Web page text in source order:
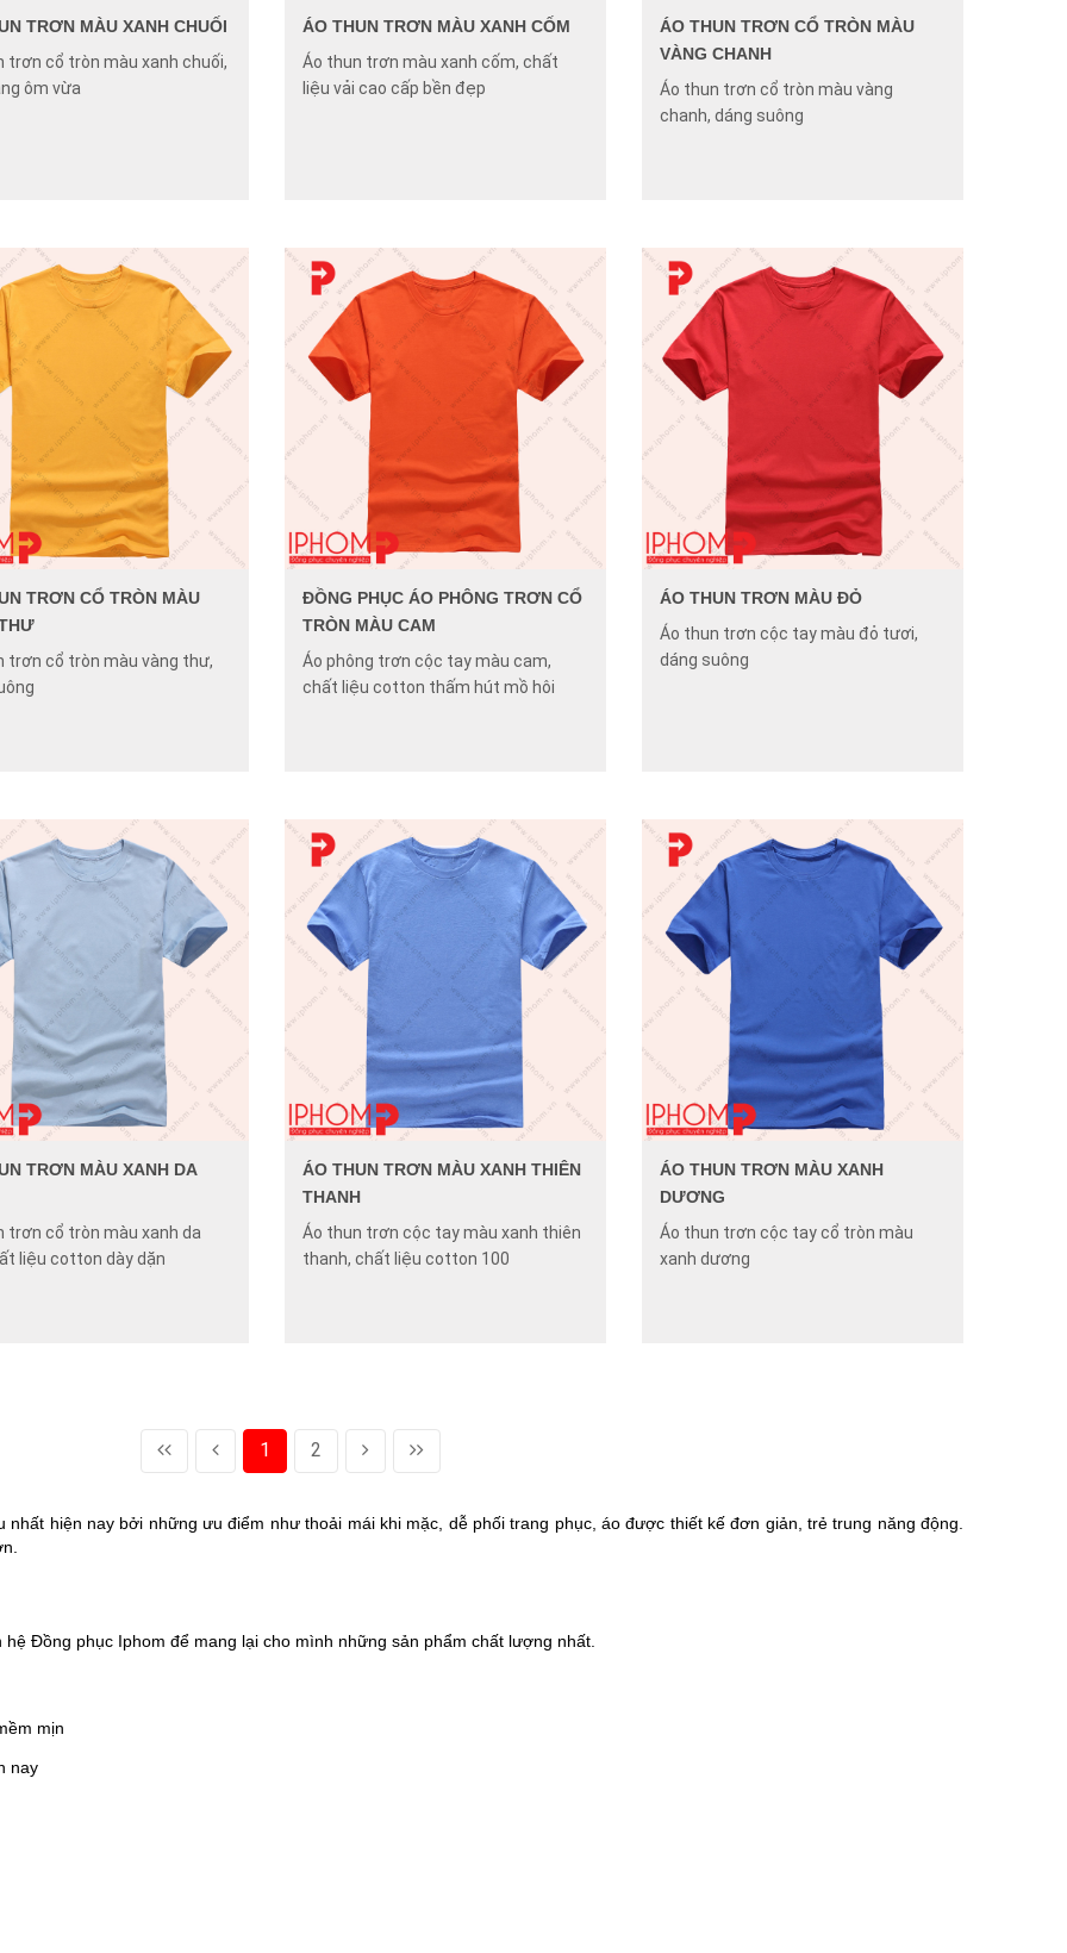
TRƠN MÀU XANH CHUỐI
trơn cổ tròn màu xanh chuối,
ôm vừa
ÁO THUN TRƠN MÀU XANH CỐM
Áo thun trơn màu xanh cốm, chất
liệu vải cao cấp bền đẹp
ÁO THUN TRƠN CỔ TRÒN MÀU
VÀNG CHANH
Áo thun trơn cổ tròn màu vàng
chanh, dáng suông
TRƠN CỔ TRÒN MÀU
trơn cổ tròn màu vàng thư,
ĐỒNG PHỤC ÁO PHÔNG TRƠN CỔ
TRÒN MÀU CAM
Áo phông trơn cộc tay màu cam,
chất liệu cotton thấm hút mồ hôi
ÁO THUN TRƠN MÀU ĐỎ
Áo thun trơn cộc tay màu đỏ tươi,
dáng suông
TRƠN MÀU XANH DA
trơn cổ tròn màu xanh da
liệu cotton dày dặn
ÁO THUN TRƠN MÀU XANH THIÊN
THANH
Áo thun trơn cộc tay màu xanh thiên
thanh, chất liệu cotton 100
ÁO THUN TRƠN MÀU XANH
DƯƠNG
Áo thun trơn cộc tay cổ tròn màu
xanh dương
1 2
hiện nay bởi những ưu điểm như thoải mái khi mặc, dễ phối trang phục, áo được thiết kế đơn giản, trẻ trung năng động.
Đồng phục Iphom để mang lại cho mình những sản phẩm chất lượng nhất.
mịn
nay